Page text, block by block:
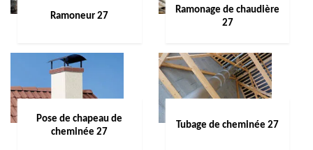
Ramoneur 27
Ramonage de chaudière
27
Pose de chapeau de
cheminée 27
Tubage de cheminée 27